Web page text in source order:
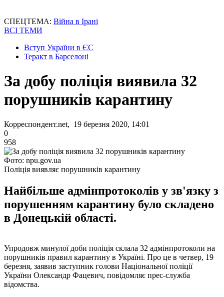
СПЕЦТЕМА: Війна в Ірані
ВСІ ТЕМИ
Вступ України в ЄС
Теракт в Барселоні
За добу поліція виявила 32
порушників карантину
Корреспондент.net, 19 березня 2020, 14:01
0
958
Фото: npu.gov.ua
Поліція виявляє порушників карантину
Найбільше адмінпротоколів у зв'язку з
порушенням карантину було складено
в Донецькій області.
Упродовж минулої доби поліція склала 32 адмінпротоколи на
порушників правил карантину в Україні. Про це в четвер, 19
березня, заявив заступник голови Національної поліції
України Олександр Фацевич, повідомляє прес-служба
відомства.